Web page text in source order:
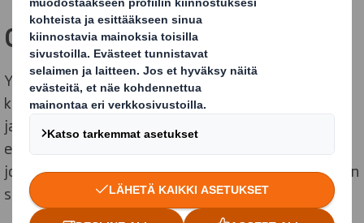
Onnistunut esimerkkitapaus
Yliopiston verkkoapteekin laajaan tuotevalikoimaan
kuuluvat esimerkiksi reseptilääkkeet sekä terveyteen
ja hyvinvointiin liittyviä tuotteita niin ihmisille kuin
eläimille. Yliopistonverkkoapteekki.fi palvelee 24/7,
joten verkkoapteekkitilauksen voi tehdä juuri silloin kun
se itselle parhaiten sopii.